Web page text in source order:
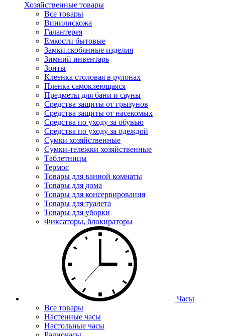
Хозяйственные товары
Все товары
Винилискожа
Галантерея
Емкости бытовые
Замки.скобянные изделия
Зимний инвентарь
Зонты
Клеенка столовая в рулонах
Пленка самоклеющаяся
Предметы для бани и сауны
Средства защиты от грызунов
Средства защиты от насекомых
Средства по уходу за обувью
Средства по уходу за одеждой
Сумки хозяйственные
Сумки-тележки хозяйственные
Таблетницы
Термос
Товары для ванной комнаты
Товары для дома
Товары для консервирования
Товары для туалета
Товары для уборки
Фиксаторы, блокираторы
Часы
Все товары
Настенные часы
Настольные часы